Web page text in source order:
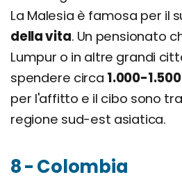
La Malesia è famosa per il
della vita. Un pensionato
Lumpur o in altre grandi
spendere circa 1.000-
per l'affitto e il cibo sono
regione sud-est asiatica.
8 - Colombia